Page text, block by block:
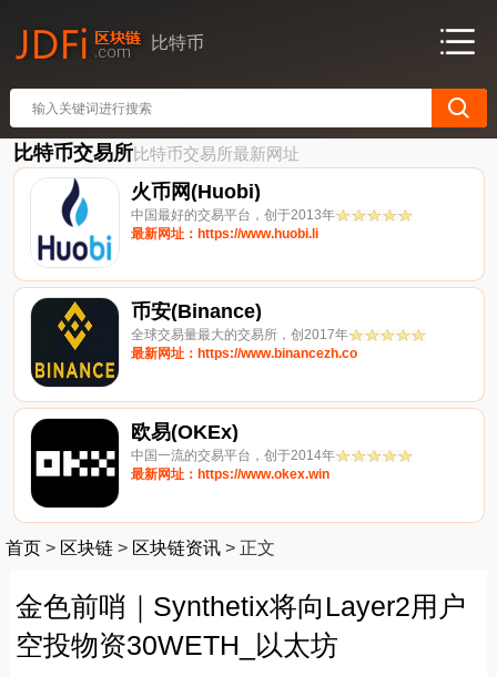
比特币
比特币交易所比特币交易所最新网址
火币网(Huobi)
中国最好的交易平台，创于2013年
最新网址：https://www.huobi.li
币安(Binance)
全球交易量最大的交易所，创2017年
最新网址：https://www.binancezh.co
欧易(OKEx)
中国一流的交易平台，创于2014年
最新网址：https://www.okex.win
首页 > 区块链 > 区块链资讯 > 正文
金色前哨｜Synthetix将向Layer2用户
空投物资30WETH_以太坊